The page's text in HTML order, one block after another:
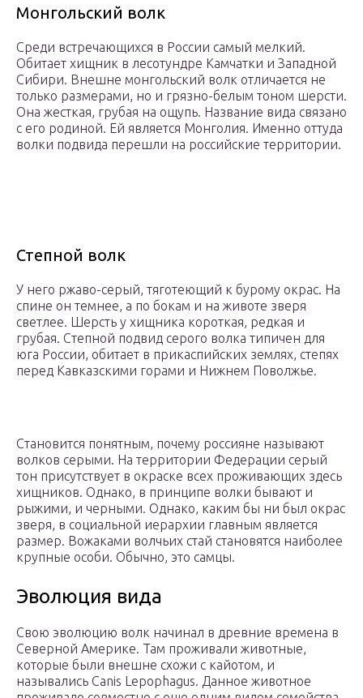
Монгольский волк
Среди встречающихся в России самый мелкий.
Обитает хищник в лесотундре Камчатки и Западной
Сибири. Внешне монгольский волк отличается не
только размерами, но и грязно-белым тоном шерсти.
Она жесткая, грубая на ощупь. Название вида связано
с его родиной. Ей является Монголия. Именно оттуда
волки подвида перешли на российские территории.
Степной волк
У него ржаво-серый, тяготеющий к бурому окрас. На
спине он темнее, а по бокам и на животе зверя
светлее. Шерсть у хищника короткая, редкая и
грубая. Степной подвид серого волка типичен для
юга России, обитает в прикаспийских землях, степях
перед Кавказскими горами и Нижнем Поволжье.
Становится понятным, почему россияне называют
волков серыми. На территории Федерации серый
тон присутствует в окраске всех проживающих здесь
хищников. Однако, в принципе волки бывают и
рыжими, и черными. Однако, каким бы ни был окрас
зверя, в социальной иерархии главным является
размер. Вожаками волчьих стай становятся наиболее
крупные особи. Обычно, это самцы.
Эволюция вида
Свою эволюцию волк начинал в древние времена в
Северной Америке. Там проживали животные,
которые были внешне схожи с кайотом, и
назывались Canis Lepophagus. Данное животное